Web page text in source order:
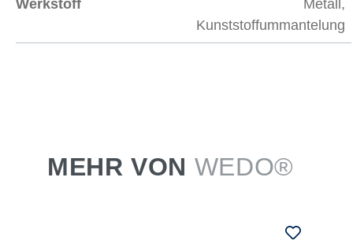
Werkstoff
Metall,
Kunststoffummantelung
MEHR VON WEDO®